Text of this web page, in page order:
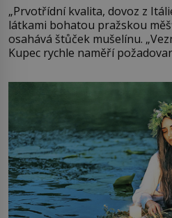
„Prvotřídní kvalita, dovoz z
látkami bohatou pražskou
osahává štůček mušelínu.
Kupec rychle naměří
milostpaní. Stačí jenom na
množství růžového mušelínu.
Vezme do ruky dřevěnou